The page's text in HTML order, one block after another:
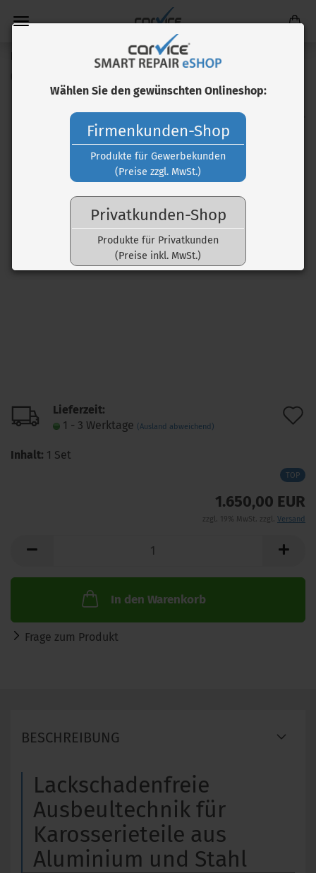
Wählen Sie den gewünschten Onlineshop:
Firmenkunden-Shop
Produkte für Gewerbekunden
(Preise zzgl. MwSt.)
Privatkunden-Shop
Produkte für Privatkunden
(Preise inkl. MwSt.)
PDR-Richthaken System PRO
Lieferzeit:
1 - 3 Werktage (Ausland abweichend)
Inhalt: 1 Set
TOP
1.650,00 EUR
zzgl. 19% MwSt. zzgl. Versand
In den Warenkorb
Frage zum Produkt
BESCHREIBUNG
Lackschadenfreie
Ausbeultechnik für
Karosserieteile aus
Aluminium und Stahl